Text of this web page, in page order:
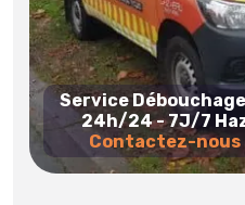
Service
24h/24 - 7J/7
Contactez-nous